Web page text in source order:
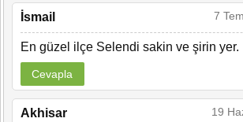
İsmail 7
En güzel ilçe Selendi sakin ve şirin yer.
Cevapla
Akhisar 19